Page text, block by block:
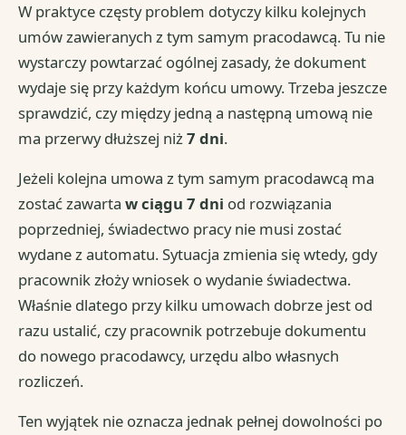
W praktyce częsty problem dotyczy kilku kolejnych
umów zawieranych z tym samym pracodawcą. Tu nie
wystarczy powtarzać ogólnej zasady, że dokument
wydaje się przy każdym końcu umowy. Trzeba jeszcze
sprawdzić, czy między jedną a następną umową nie
ma przerwy dłuższej niż7 dni.
Jeżeli kolejna umowa z tym samym pracodawcą ma
zostać zawartaw ciągu 7 dni od rozwiązania
poprzedniej, świadectwo pracy nie musi zostać
wydane z automatu. Sytuacja zmienia się wtedy, gdy
pracownik złoży wniosek o wydanie świadectwa.
Właśnie dlatego przy kilku umowach dobrze jest od
razu ustalić, czy pracownik potrzebuje dokumentu
do nowego pracodawcy, urzędu albo własnych
rozliczeń.
Ten wyjątek nie oznacza jednak pełnej dowolności po